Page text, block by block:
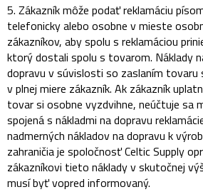
5. Zákazník môže podať reklamáciu
telefonicky alebo osobne v mieste
zákazníkov, aby spolu s reklamáciou
ktorý dostali spolu s tovarom. Náklady
dopravu v súvislosti so zaslaním tovaru
v plnej miere zákazník. Ak zákazník
tovar si osobne vyzdvihne, neúčtuje sa
spojená s nákladmi na dopravu
nadmerných nákladov na dopravu k
zahraničia je spoločnosť Celtic Supply
zákazníkovi tieto náklady v skutočnej
musí byť vopred informovaný.